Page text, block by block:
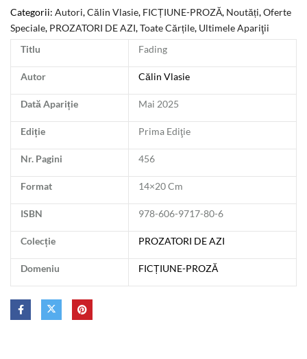
Categorii: Autori,Călin Vlasie, FICȚIUNE-PROZĂ, Noutăți,Oferte
Speciale, PROZATORI DE AZI,Toate Cărțile, Ultimele Apariţii
Titlu
Fading
Autor Călin Vlasie
Dată Apariție Mai 2025
Ediție Prima Ediţie
Nr. Pagini 456
Format 14×20 Cm
ISBN 978-606-9717-80-6
Colecție PROZATORI DE AZI
Domeniu FICȚIUNE-PROZĂ